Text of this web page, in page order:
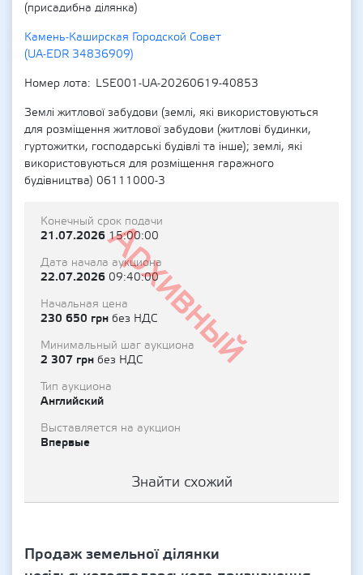
(присадибна ділянка)
Камень-Каширская Городской Совет
(UA-EDR 34836909)
Номер лота
LSE001-UA-20260619-40853
Землі житлової забудови (землі, які використовуються
для розміщення житлової забудови (житлові будинки,
гуртожитки, господарські будівлі та інше); землі, які
використовуються для розміщення гаражного
будівництва) 06111000-3
Архивный
Конечный срок подачи
21.07.202615:00:00
Дата начала аукциона
22.07.2026 09:40:00
Начальная цена
230 650 грн без НДС
Минимальный шаг аукциона
2 307 грн без НДС
Тип аукциона
Английский
Выставляется на аукцион
Впервые
Знайти схожий
Продаж земельної ділянки